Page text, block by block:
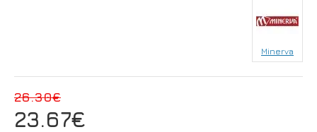
23.67€
26.30€
Minerva